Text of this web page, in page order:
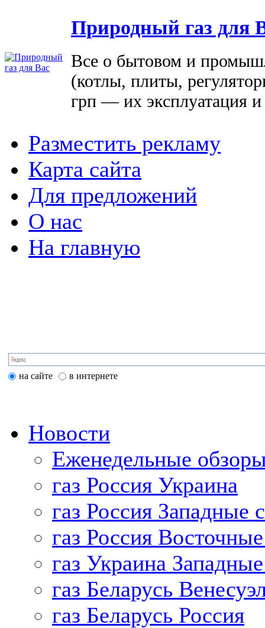
Природный газ для
Все о бытовом и
(котлы, плиты,
грп — их эксплуатация
Разместить рекламу
Карта сайта
Для предложений
О нас
На главную
на сайте в интернете
Новости
Еженедельные
газ Россия Украина
газ Россия Западные
газ Россия
газ Украина
газ Беларусь
газ Беларусь Россия